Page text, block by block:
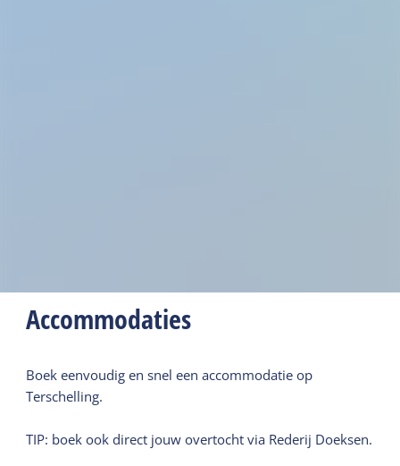
Accommodaties
Boek eenvoudig en snel een accommodatie op
Terschelling.
TIP: boek ook direct jouw overtocht via Rederij Doeksen.